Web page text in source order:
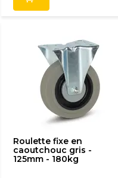
Roulette fixe en
caoutchouc gris -
125mm - 180kg